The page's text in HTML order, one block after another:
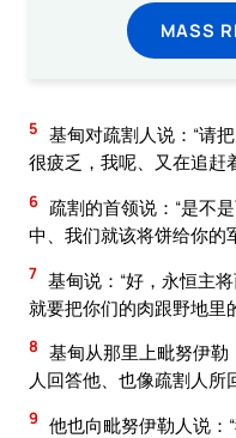
MASS
5 基甸对疏割人说：“请
很疲乏，我呢、又在追赶
6 疏割的首领说：“是不
中、我们就该将饼给你的
7 基甸说：“好，永恒主
就要把你们的肉跟野地里
8 基甸从那里上毗努伊
人回答他、也像疏割人所
9 他也向毗努伊勒人说：